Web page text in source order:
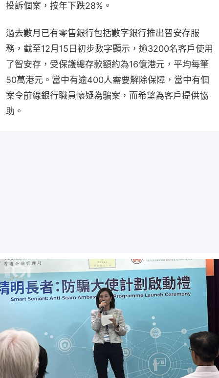
投訴個案，按年下跌28%。
過去數月已有零售銀行包括數字銀行推出智安存服
務，截至12月15日初步數字顯示，逾3200名客戶使用
了智安存，受保護總存款額約為16億港元，平均每筆
50萬港元。當中有逾400人需要解除保障，當中有個
案令前線銀行職員懷疑為騙案，而希望為客戶提供協
助。